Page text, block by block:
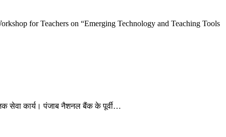
for Teachers on “Emerging Technology and Teaching Tools
सेवा कार्य। पंजाब नैशनल बैंक के पूर्वी…